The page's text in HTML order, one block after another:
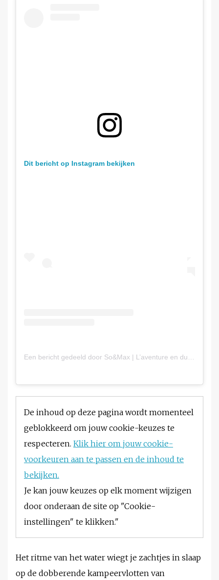
Dit bericht op Instagram bekijken
Een bericht gedeeld door So&Max | L’aventure en duo + ? (@baroudeursliegeois)
De inhoud op deze pagina wordt momenteel
geblokkeerd om jouw cookie-keuzes te
respecteren. Klik hier om jouw cookie-
voorkeuren aan te passen en de inhoud te
bekijken.
Je kan jouw keuzes op elk moment wijzigen
door onderaan de site op "Cookie-
instellingen" te klikken."
Het ritme van het water wiegt je zachtjes in slaap
op de dobberende kampeervlotten van